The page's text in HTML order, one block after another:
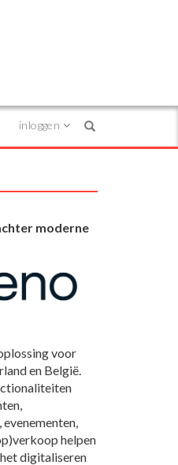
inloggen
moderne
voor
en België.
helpen
digitaliseren